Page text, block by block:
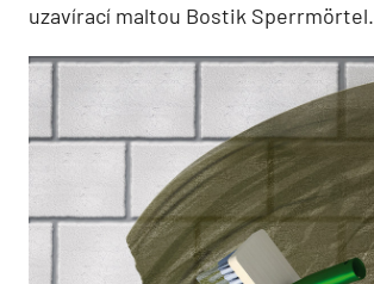
uzavírací maltou Bostik Sperrmörtel.